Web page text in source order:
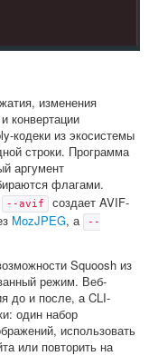
изменения
конвертации
кодеки из экосистемы
строки. Программа
аргумент
флагами.
--avif
создает AVIF-
MozJPEG, а
--
Squoosh из
режим. Веб-
до и после, а CLI-
один набор
использовать
или повторить на